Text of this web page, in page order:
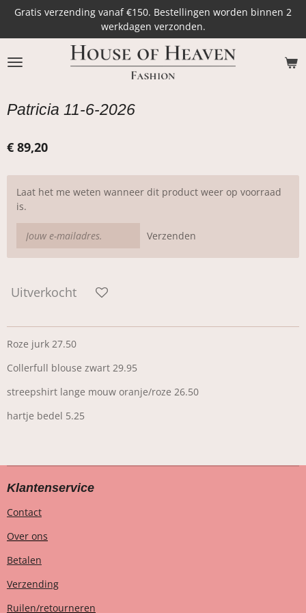
Ga
naar
de
hoofdinhoud
Gratis verzending vanaf €150. Bestellingen worden binnen 2
werkdagen verzonden.
Patricia 11-6-2026
€ 89,20
Laat het me weten wanneer dit product weer op voorraad
is.
Verzenden
Uitverkocht
Roze jurk 27.50
Collerfull blouse zwart 29.95
streepshirt lange mouw oranje/roze 26.50
hartje bedel 5.25
Klantenservice
Contact
Over ons
Betalen
Verzending
Ruilen/retourneren